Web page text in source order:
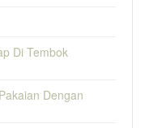
Di Tembok
Dengan